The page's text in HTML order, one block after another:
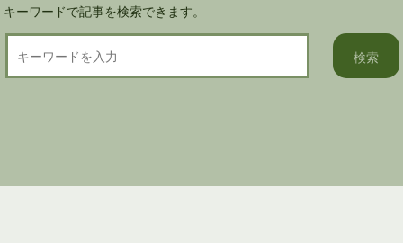
キーワードで記事を検索できます。